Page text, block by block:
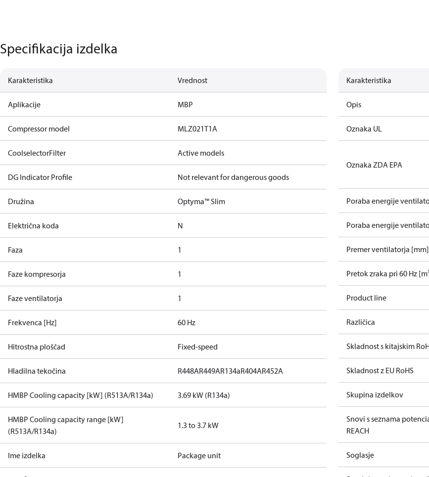
Specifikacija izdelka
Karakteristika Vrednost
Aplikacije MBP
Compressor model MLZ021T1A
CoolselectorFilter Active models
DG Indicator Profile Not relevant for dangerous goods
Družina Optyma™ Slim
Električna koda N
Faza 1
Faze kompresorja 1
Faze ventilatorja 1
Frekvenca [Hz] 60 Hz
Hitrostna ploščad Fixed-speed
Hladilna tekočina R448AR449AR134aR404AR452A
HMBP Cooling capacity [kW] (R513A/R134a) 3.69 kW (R134a)
HMBP Cooling capacity range [kW]
(R513A/R134a)
1.3 to 3.7 kW
Ime izdelka Package unit
Karakteristika
Opis
Oznaka UL
Oznaka ZDA EPA
Poraba energije
Poraba energije
Premer ventilatorja [mm]
Pretok zraka pri 60 Hz
Product line
Različica
Skladnost s kitajskim
Skladnost z EU RoHS
Skupina izdelkov
Snovi s seznama
REACH
Soglasje